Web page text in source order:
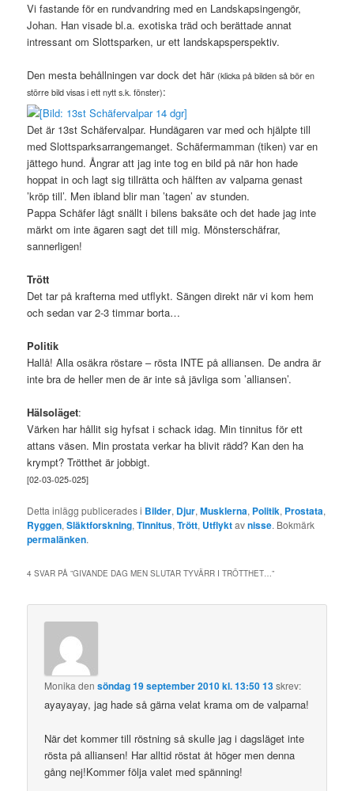
Vi fastande för en rundvandring med en Landskapsingengör,
Johan. Han visade bl.a. exotiska träd och berättade annat
intressant om Slottsparken, ur ett landskapsperspektiv.
Den mesta behållningen var dock det här(klicka på bilden så bör en
större bild visas i ett nytt s.k. fönster):
Det är 13st Schäfervalpar. Hundägaren var med och hjälpte till
med Slottsparksarrangemanget. Schäfermamman (tiken) var en
jättego hund. Ångrar att jag inte tog en bild på när hon hade
hoppat in och lagt sig tillrätta och hälften av valparna genast
’kröp till’. Men ibland blir man ’tagen’ av stunden.
Pappa Schäfer lågt snällt i bilens baksäte och det hade jag inte
märkt om inte ägaren sagt det till mig. Mönsterschäfrar,
sannerligen!
Trött
Det tar på krafterna med utflykt. Sängen direkt när vi kom hem
och sedan var 2-3 timmar borta…
Politik
Hallå! Alla osäkra röstare – rösta INTE på alliansen. De andra är
inte bra de heller men de är inte så jävliga som ’alliansen’.
Hälsoläget:
Värken har hållit sig hyfsat i schack idag. Min tinnitus för ett
attans väsen. Min prostata verkar ha blivit rädd? Kan den ha
krympt? Trötthet är jobbigt.
[02-03-025-025]
Detta inlägg publicerades i Bilder, Djur,Musklerna, Politik, Prostata,
Ryggen,Släktforskning,Tinnitus,Trött, Utflyktavnisse. Bokmärk
permalänken.
4 SVAR PÅ ”GIVANDE DAG MEN SLUTAR TYVÄRR I TRÖTTHET…”
Monikadensöndag 19 september 2010 kl. 13:50 13skrev:
ayayayay, jag hade så gärna velat krama om de valparna!
När det kommer till röstning så skulle jag i dagsläget inte
rösta på alliansen! Har alltid röstat åt höger men denna
gång nej!Kommer följa valet med spänning!